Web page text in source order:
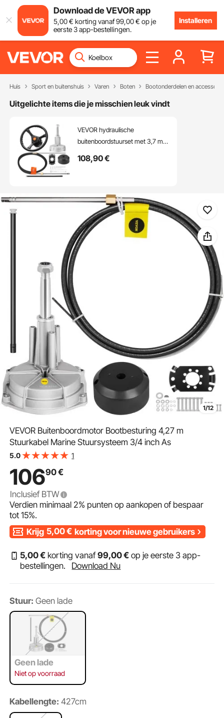
Download de VEVOR app
5,00€ korting vanaf99,00€ op je
eerste 3 app-bestellingen.
Installeren
Huis Sport en buitenshuis Varen Boten Bootonderdelen en
Uitgelichte items die je misschien leuk vindt
VEVOR hydraulische
buitenboordstuurset met 3,7 m
stuurwiel, hydraulisch
voor op reis
108,90€
1/12
VEVOR Buitenboordmotor Bootbesturing 4,27 m
Stuurkabel Marine Stuursysteem 3/4 inch As
5.0 1
10690€
Inclusief BTW
Verdien minimaal 2% punten op aankopen of bespaar
tot15%.
Krijg 5,00€ korting voor nieuwe gebruikers
5,00€ korting vanaf99,00€ op je eerste 3 app-
bestellingen.
Download Nu
Stuur: Geen lade
Geen lade
Niet op voorraad
Kabellengte: 427cm